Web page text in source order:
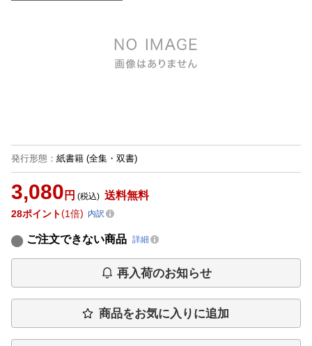
発行形態 ： 紙書籍 (全集・双書)
3,080 円 (税込) 送料無料
28ポイント 1倍 内訳
ご注文できない商品 詳細
再入荷のお知らせ
商品をお気に入りに追加